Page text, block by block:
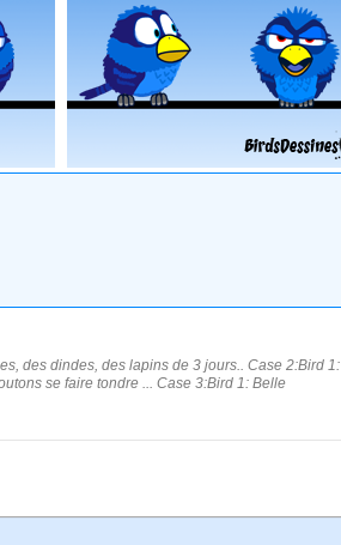
des dindes, des lapins de 3 jours.. Case 2:Bird 1:
se faire tondre ... Case 3:Bird 1: Belle